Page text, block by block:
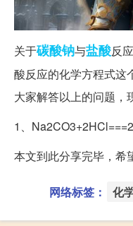
关于碳酸钠与盐酸反
酸反应的化学方程式这
大家解答以上的问题，
1、
本文到此分享完毕，希
网络标签： 化